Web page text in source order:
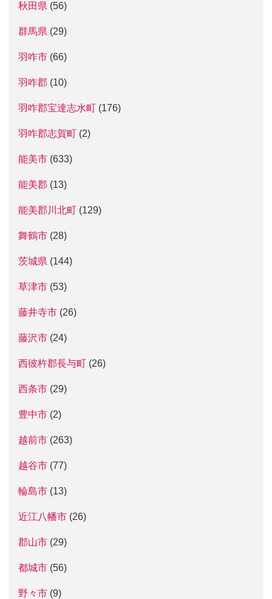
秋田県 (56)
群馬県 (29)
羽咋市 (66)
羽咋郡 (10)
羽咋郡宝達志水町 (176)
羽咋郡志賀町 (2)
能美市 (633)
能美郡 (13)
能美郡川北町 (129)
舞鶴市 (28)
茨城県 (144)
草津市 (53)
藤井寺市 (26)
藤沢市 (24)
西彼杵郡長与町 (26)
西条市 (29)
豊中市 (2)
越前市 (263)
越谷市 (77)
輪島市 (13)
近江八幡市 (26)
郡山市 (29)
都城市 (56)
野々市 (9)